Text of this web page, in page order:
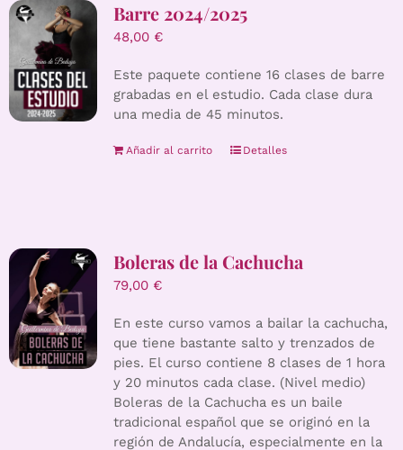
Barre 2024/2025
48,00 €
Este paquete contiene 16 clases de barre
grabadas en el estudio. Cada clase dura
una media de 45 minutos.
Añadir al carrito Detalles
Boleras de la Cachucha
79,00 €
En este curso vamos a bailar la cachucha,
que tiene bastante salto y trenzados de
pies. El curso contiene 8 clases de 1 hora
y 20 minutos cada clase. (Nivel medio)
Boleras de la Cachucha es un baile
tradicional español que se originó en la
región de Andalucía, especialmente en la